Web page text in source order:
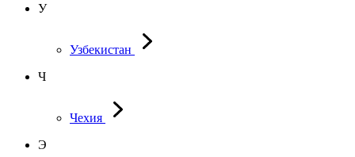
У
Узбекистан
Ч
Чехия
Э